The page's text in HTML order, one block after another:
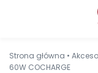
Strona główna •
60W COCHARGE